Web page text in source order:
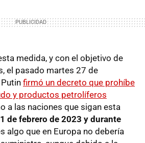
medida, y con el objetivo de
el pasado martes 27 de
firmó un decreto que prohíbe
y productos petrolíferos
a las naciones que sigan esta
de febrero de 2023 y durante
algo que en Europa no debería